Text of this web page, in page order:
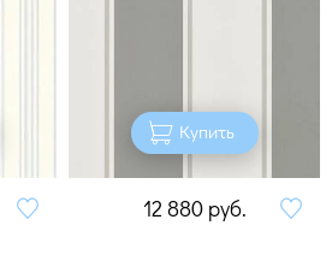
Купить
12 880 руб.